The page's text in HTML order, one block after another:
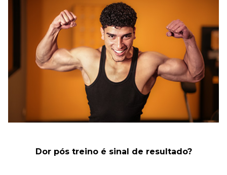
Dor pós treino é sinal de resultado?